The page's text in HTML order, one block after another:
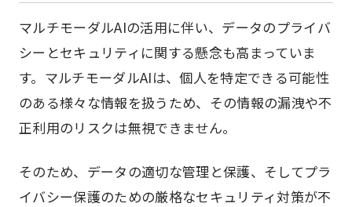
マルチモーダルAIの活用に伴い、データのプライバ
シーとセキュリティに関する懸念も高まっていま
す。マルチモーダルAIは、個人を特定できる可能性
のある様々な情報を扱うため、その情報の漏洩や不
正利用のリスクは無視できません。
そのため、データの適切な管理と保護、そしてプラ
イバシー保護のための厳格なセキュリティ対策が不